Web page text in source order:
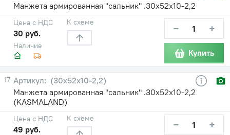
Манжета армированная "сальник" .30х52х10-2,2
Наличие
Цена с НДС
30 руб.
К схеме − +
Купить
17
(30х52х10-2,2)
Манжета армированная "сальник" .30х52х10-2,2
(KASMALAND)
Цена с НДС
49 руб.
К схеме − +